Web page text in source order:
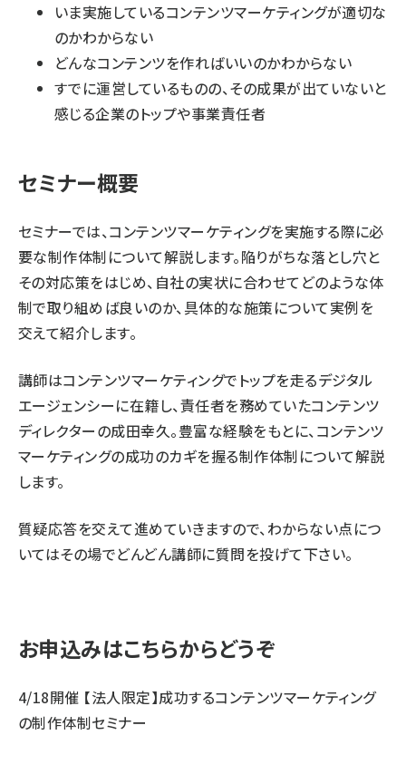
いま実施しているコンテンツマーケティングが適切な
のかわからない
どんなコンテンツを作ればいいのかわからない
すでに運営しているものの、その成果が出ていないと
感じる企業のトップや事業責任者
セミナー概要
セミナーでは、コンテンツマーケティングを実施する際に必
要な制作体制について解説します。陥りがちな落とし穴と
その対応策をはじめ、自社の実状に合わせてどのような体
制で取り組めば良いのか、具体的な施策について実例を
交えて紹介します。
講師はコンテンツマーケティングでトップを走るデジタル
エージェンシーに在籍し、責任者を務めていたコンテンツ
ディレクターの成田幸久。豊富な経験をもとに、コンテンツ
マーケティングの成功のカギを握る制作体制について解説
します。
質疑応答を交えて進めていきますので、わからない点につ
いてはその場でどんどん講師に質問を投げて下さい。
お申込みはこちらからどうぞ
4/18開催 【法人限定】成功するコンテンツマーケティング
の制作体制セミナー